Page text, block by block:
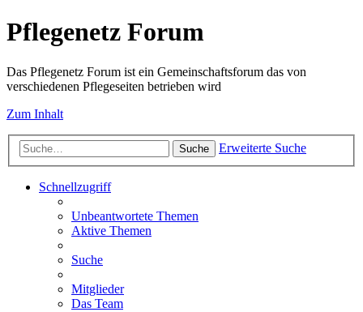
Pflegenetz Forum
Das Pflegenetz Forum ist ein Gemeinschaftsforum das von
verschiedenen Pflegeseiten betrieben wird
Zum Inhalt
Suche Erweiterte Suche
Schnellzugriff
Unbeantwortete Themen
Aktive Themen
Suche
Mitglieder
Das Team